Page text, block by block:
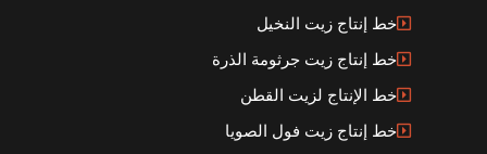
خط إنتاج زيت النخيل
خط إنتاج زيت جرثومة الذرة
خط الإنتاج لزيت القطن
خط إنتاج زيت فول الصويا